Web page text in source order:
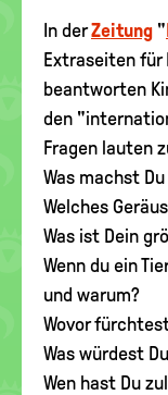
In derZeitung "
Extraseiten für
beantworten
den
Fragen lauten
Was machst
Welches
Was ist Dein
Wenn du ein
und warum?
Wovor
Was würdest
Wen hast Du